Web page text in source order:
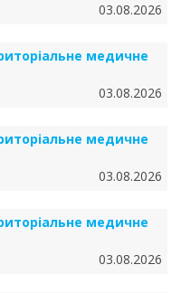
03.08.2026
медичне
03.08.2026
медичне
03.08.2026
медичне
03.08.2026